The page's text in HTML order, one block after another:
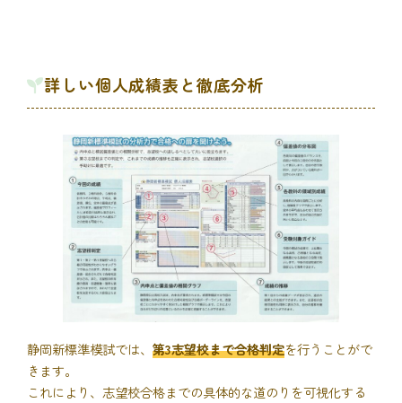
詳しい個人成績表と徹底分析
静岡新標準模試では、 第3志望校まで合格判定を行うことがで
きます。
これにより、志望校合格までの具体的な道のりを可視化する